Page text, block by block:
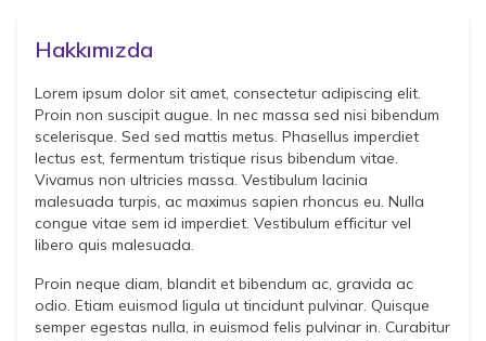
Hakkımızda
Lorem ipsum dolor sit amet, consectetur adipiscing elit.
Proin non suscipit augue. In nec massa sed nisi bibendum
scelerisque. Sed sed mattis metus. Phasellus imperdiet
lectus est, fermentum tristique risus bibendum vitae.
Vivamus non ultricies massa. Vestibulum lacinia
malesuada turpis, ac maximus sapien rhoncus eu. Nulla
congue vitae sem id imperdiet. Vestibulum efficitur vel
libero quis malesuada.
Proin neque diam, blandit et bibendum ac, gravida ac
odio. Etiam euismod ligula ut tincidunt pulvinar. Quisque
semper egestas nulla, in euismod felis pulvinar in. Curabitur